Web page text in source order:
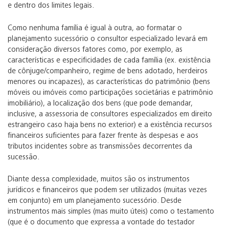
e dentro dos limites legais.
Como nenhuma família é igual à outra, ao formatar o
planejamento sucessório o consultor especializado levará em
consideração diversos fatores como, por exemplo, as
características e especificidades de cada família (ex. existência
de cônjuge/companheiro, regime de bens adotado, herdeiros
menores ou incapazes), as características do patrimônio (bens
móveis ou imóveis como participações societárias e patrimônio
imobiliário), a localização dos bens (que pode demandar,
inclusive, a assessoria de consultores especializados em direito
estrangeiro caso haja bens no exterior) e a existência recursos
financeiros suficientes para fazer frente às despesas e aos
tributos incidentes sobre as transmissões decorrentes da
sucessão.
Diante dessa complexidade, muitos são os instrumentos
jurídicos e financeiros que podem ser utilizados (muitas vezes
em conjunto) em um planejamento sucessório. Desde
instrumentos mais simples (mas muito úteis) como o testamento
(que é o documento que expressa a vontade do testador